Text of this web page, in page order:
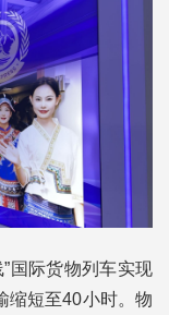
国际货物列车实现
缩短至40小时。物